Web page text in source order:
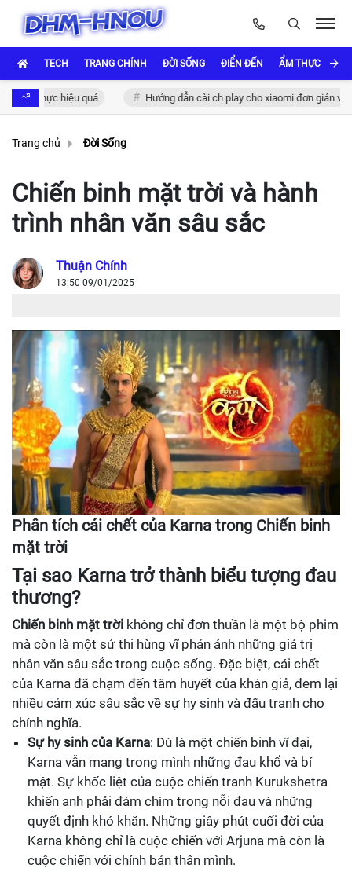
TECH TRANG CHÍNH ĐỜI SỐNG ĐIỂN ĐẾN ẨM THỰC VÀ
thực hiệu quả Hướng dẫn cài ch play cho xiaomi đơn giản và nhanh
Trang chủ Đời Sống
Chiến binh mặt trời và hành
trình nhân văn sâu sắc
Thuận Chính
13:50 09/01/2025
Phân tích cái chết của Karna trong Chiến binh
mặt trời
Tại sao Karna trở thành biểu tượng đau
thương?
Chiến binh mặt trời không chỉ đơn thuần là một bộ phim
mà còn là một sử thi hùng vĩ phản ánh những giá trị
nhân văn sâu sắc trong cuộc sống. Đặc biệt, cái chết
của Karna đã chạm đến tâm huyết của khán giả, đem lại
nhiều cảm xúc sâu sắc về sự hy sinh và đấu tranh cho
chính nghĩa.
Sự hy sinh của Karna: Dù là một chiến binh vĩ đại,
Karna vẫn mang trong mình những đau khổ và bí
mật. Sự khốc liệt của cuộc chiến tranh Kurukshetra
khiến anh phải đám chìm trong nỗi đau và những
quyết định khó khăn. Những giây phút cuối đời của
Karna không chỉ là cuộc chiến với Arjuna mà còn là
cuộc chiến với chính bản thân mình.